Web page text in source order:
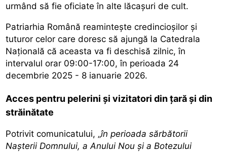
urmând să fie oficiate în alte lăcașuri de cult.
Patriarhia Română reamintește credincioșilor și
tuturor celor caredoresc să ajungă la Catedrala
Națională că aceasta va fi deschisă zilnic, în
intervalul orar 09:00-17:00, în perioada 24
decembrie 2025 - 8 ianuarie 2026.
Acces pentru pelerini și vizitatori din țară și din
străinătate
Potrivit comunicatului, „în perioada sărbătorii
Nașterii Domnului, a Anului Nou și a Botezului